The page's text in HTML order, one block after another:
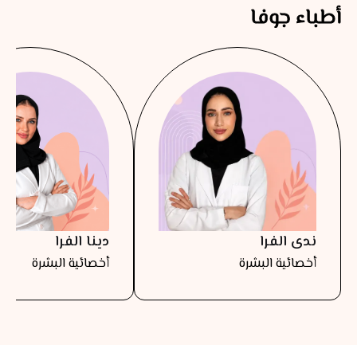
أطباء جوفا
ندى الفرا
أخصائية البشرة
دينا الفرا
أخصائية البشرة